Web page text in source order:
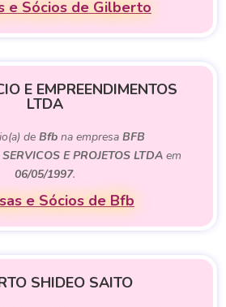
e Sócios de Gilberto
E EMPREENDIMENTOS
LTDA
de Bfb na empresa BFB
E PROJETOS LTDAem
06/05/1997.
e Sócios de Bfb
SHIDEO SAITO